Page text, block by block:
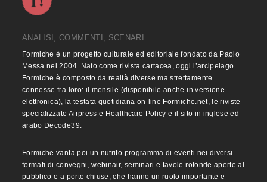
ANALISI, COMMENTI, SCENARI
Formiche è un progetto culturale ed editoriale fondato da Paolo
Messa nel 2004. Nato come rivista cartacea, oggi l’arcipelago
Formiche è composto da realtà diverse ma strettamente
connesse fra loro: il mensile (disponibile anche in versione
elettronica), la testata quotidiana on-line Formiche.net, le riviste
specializzate Airpress e Healthcare Policy e il sito in inglese ed
arabo Decode39.
Formiche vanta poi un nutrito programma di eventi nei diversi
formati di convegni, webinair, seminari e tavole rotonde aperte al
pubblico e a porte chiuse, che hanno un ruolo importante e